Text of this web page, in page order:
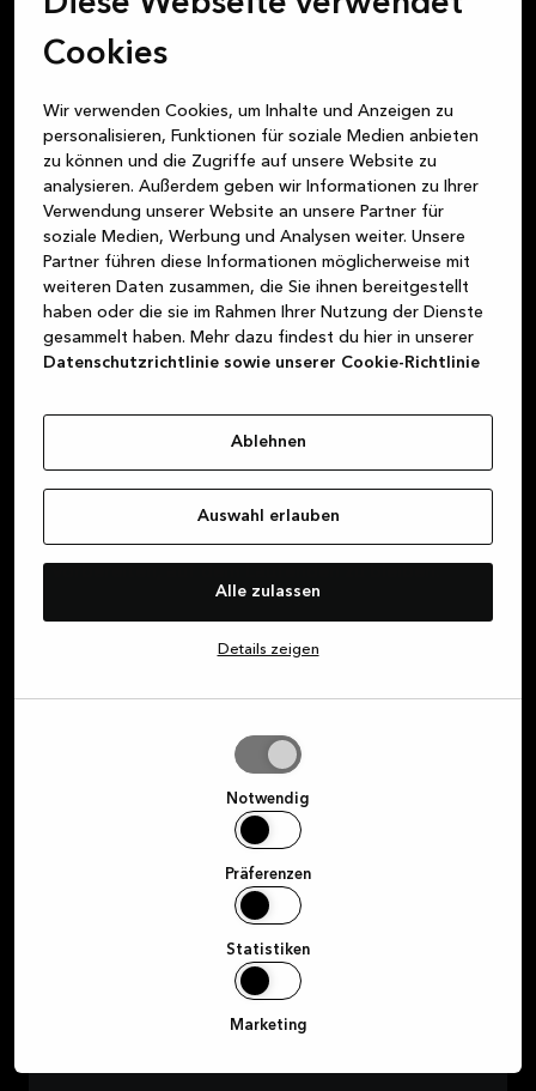
Cookies
Wir verwenden Cookies, um Inhalte und Anzeigen zu
personalisieren, Funktionen für soziale Medien anbieten
zu können und die Zugriffe auf unsere Website zu
analysieren. Außerdem geben wir Informationen zu Ihrer
Verwendung unserer Website an unsere Partner für
soziale Medien, Werbung und Analysen weiter. Unsere
Partner führen diese Informationen möglicherweise mit
weiteren Daten zusammen, die Sie ihnen bereitgestellt
haben oder die sie im Rahmen Ihrer Nutzung der Dienste
gesammelt haben. Mehr dazu findest du hier in unserer
Datenschutzrichtlinie sowie unserer Cookie-Richtlinie
Ablehnen
Auswahl erlauben
Alle zulassen
Details zeigen
Notwendig
Präferenzen
Statistiken
Marketing
Vereinbare ein Design-Gespräch
Küchenstudio finden
Newsletter an und – erhalte
Melde dich für unseren Newsletter an, um über
all die coolen Aktionen, die wir für dich
Hiermit stimme ich zu, Marketingmitteilungen von Kvik
Produktsortiment zu erhalten. Die Einwilligung kann
jederzeit widerrufen werden, indem auf den Link am
Ende einer erhaltenen E-Mail geklickt wird.
Registrieren